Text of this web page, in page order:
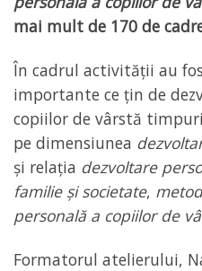
mai mult de 170 de
În cadrul activității au
importante ce țin de
copiilor de vârstă
pe dimensiunea
și relația dezvoltare
familie și societate,
personală a copiilor de
Formatorul atelierului,